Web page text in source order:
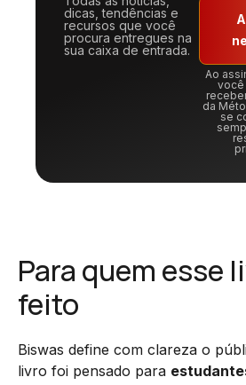
dicas, tendências e
recursos que você
procura entregues na
sua caixa de entrada.
Ao
você
da
se
Para quem esse
feito
Biswas define com clareza o
livro foi pensado para